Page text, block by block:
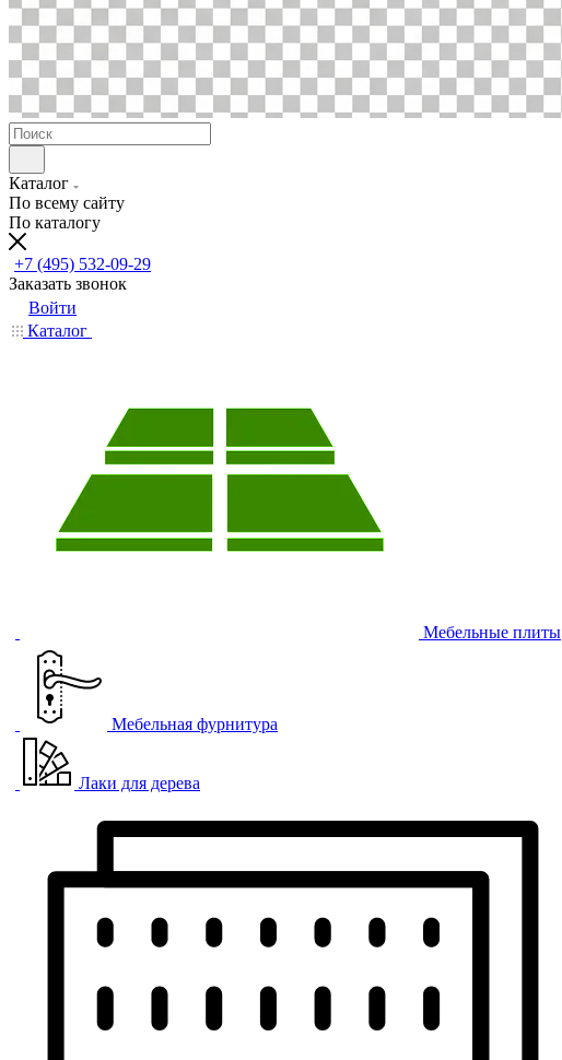
Каталог
По всему сайту
По каталогу
+7 (495) 532-09-29
Заказать звонок
Войти
Каталог
Мебельные плиты
Мебельная фурнитура
Лаки для дерева